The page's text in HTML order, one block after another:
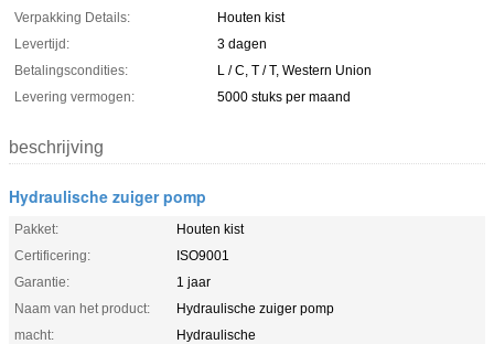
Verpakking Details:
Houten kist
Levertijd:
3 dagen
Betalingscondities:
L / C, T / T, Western Union
Levering vermogen:
5000 stuks per maand
beschrijving
Hydraulische zuiger pomp
Pakket:
Houten kist
Certificering:
ISO9001
Garantie:
1 jaar
Naam van het product:
Hydraulische zuiger pomp
macht:
Hydraulische